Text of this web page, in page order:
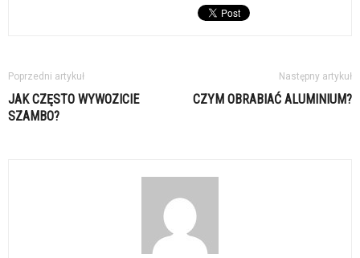
Poprzedni artykuł
JAK CZĘSTO WYWOZICIE
SZAMBO?
Następny artykuł
CZYM OBRABIAĆ ALUMINIUM?